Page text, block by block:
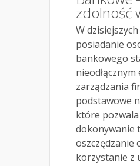
zdolność
W
posiadanie
bankowego
zarządzania
podstawowe
które
dokonywanie
oszczędzanie
korzystanie z